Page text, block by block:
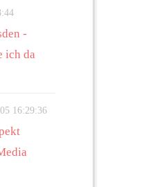
-
ich da
16:29:36